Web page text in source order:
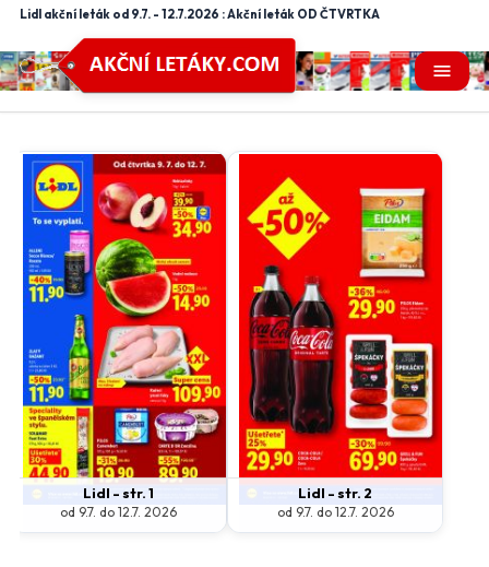
Lidl akční leták od 9.7. - 12.7.2026 : Akční leták OD ČTVRTKA
menu
Lidl - str. 1
od 9.7. do 12.7. 2026
Lidl - str. 2
od 9.7. do 12.7. 2026